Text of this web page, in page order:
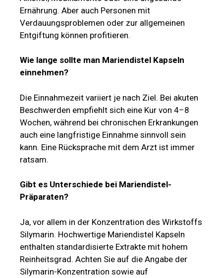
Ernährung. Aber auch Personen mit
Verdauungsproblemen oder zur allgemeinen
Entgiftung können profitieren.
Wie lange sollte man Mariendistel Kapseln
einnehmen?
Die Einnahmezeit variiert je nach Ziel. Bei akuten
Beschwerden empfiehlt sich eine Kur von 4–8
Wochen, während bei chronischen Erkrankungen
auch eine langfristige Einnahme sinnvoll sein
kann. Eine Rücksprache mit dem Arzt ist immer
ratsam.
Gibt es Unterschiede bei Mariendistel-
Präparaten?
Ja, vor allem in der Konzentration des Wirkstoffs
Silymarin. Hochwertige Mariendistel Kapseln
enthalten standardisierte Extrakte mit hohem
Reinheitsgrad. Achten Sie auf die Angabe der
Silymarin-Konzentration sowie auf